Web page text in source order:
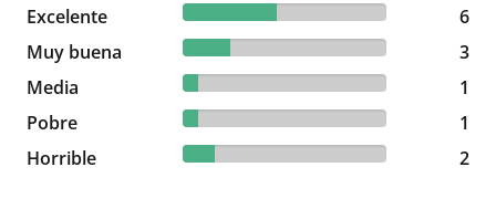
Excelente 46.15% reviewed Excelente
6 reviews
6
Muy buena
23.08% reviewed Muy buena
3 reviews
3
Media
7.69% reviewed Media
1 reviews
1
Pobre
7.69% reviewed Pobre
1 reviews
1
Horrible
15.38% reviewed Horrible
2 reviews 2